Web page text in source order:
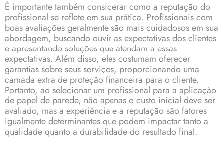
É importante também considerar como a reputação do
profissional se reflete em sua prática. Profissionais com
boas avaliações geralmente são mais cuidadosos em sua
abordagem, buscando ouvir as expectativas dos clientes
e apresentando soluções que atendam a essas
expectativas. Além disso, eles costumam oferecer
garantias sobre seus serviços, proporcionando uma
camada extra de proteção financeira para o cliente.
Portanto, ao selecionar um profissional para a aplicação
de papel de parede, não apenas o custo inicial deve ser
avaliado, mas a experiência e a reputação são fatores
igualmente determinantes que podem impactar tanto a
qualidade quanto a durabilidade do resultado final.